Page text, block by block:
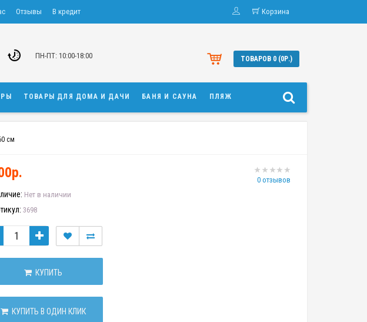
Отзывы В кредит Корзина
ПН-ПТ: 10:00-18:00 ТОВАРОВ 0 (0Р.)
ТОВАРЫ ДЛЯ ДОМА И ДАЧИ БАНЯ И САУНА ПЛЯЖ
см
0 отзывов
Нет в наличии
3698
КУПИТЬ
КУПИТЬ В ОДИН КЛИК